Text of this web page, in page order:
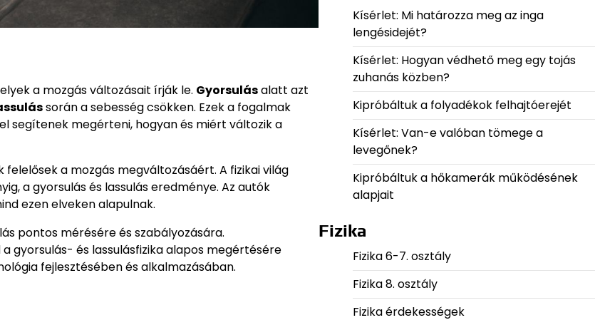
a mozgás változásait írják le. Gyorsulásalatt azt
során a sebesség csökken. Ezek a fogalmak
segítenek megérteni, hogyan és miért változik a
a mozgás megváltozásáért. A fizikai világ
a gyorsulás és lassulás eredménye. Az autók
ezen elveken alapulnak.
pontos mérésére és szabályozására.
gyorsulás- és lassulásfizika alapos megértésére
fejlesztésében és alkalmazásában.
Kísérlet: Mi határozza meg az inga
lengésidejét?
Kísérlet: Hogyan védhető meg egy tojás
zuhanás közben?
Kipróbáltuk a folyadékok felhajtóerejét
Kísérlet: Van-e valóban tömege a
levegőnek?
Kipróbáltuk a hőkamerák működésének
alapjait
Fizika
Fizika 6-7. osztály
Fizika 8. osztály
Fizika érdekességek